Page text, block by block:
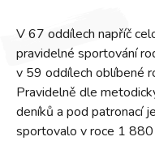
V 67 oddílech napříč
pravidelné sportování
v 59 oddílech oblíbené
Pravidelně dle
deníků a pod patronací
sportovalo v roce 1 880